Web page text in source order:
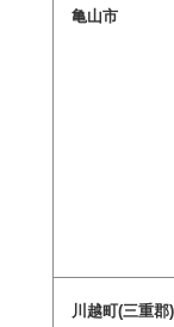
亀山市
川越町(三重郡)